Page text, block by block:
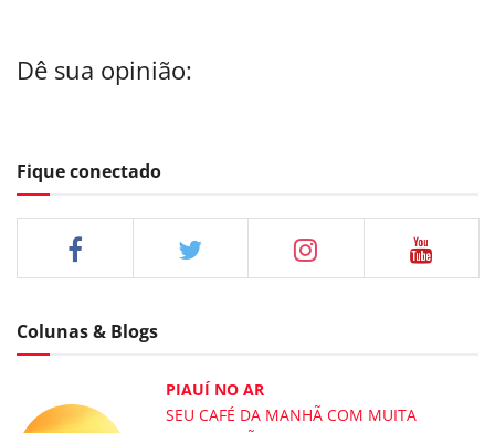
Dê sua opinião:
Fique conectado
Colunas & Blogs
PIAUÍ NO AR
SEU CAFÉ DA MANHÃ COM MUITA